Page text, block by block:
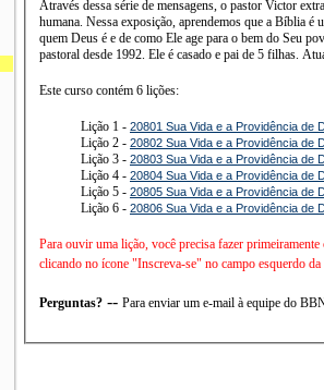
Através dessa série de mensagens, o pastor Victor
humana. Nessa exposição, aprendemos que a Bíblia é um livro sobre Deus e Seu sábio, bom e perfeito plano. Somos encorajados a cultivar uma visão correta de
quem Deus é e de como Ele age para o bem do Seu povo, mesmo em meio a
Este curso contém 6 lições:
Lição 1 - 20801 Sua Vida e a Providência de
Lição 2 - 20802 Sua Vida e a Providência de
Lição 3 - 20803 Sua Vida e a Providência de
Lição 4 - 20804 Sua Vida e a Providência de
Lição 5 - 20805 Sua Vida e a Providência de
Lição 6 - 20806 Sua Vida e a Providência de
Para ouvir uma lição, você precisa fazer
clicando no ícone "Inscreva-se" no campo esquerdo da
Perguntas? -- Para enviar um e-mail à equipe do